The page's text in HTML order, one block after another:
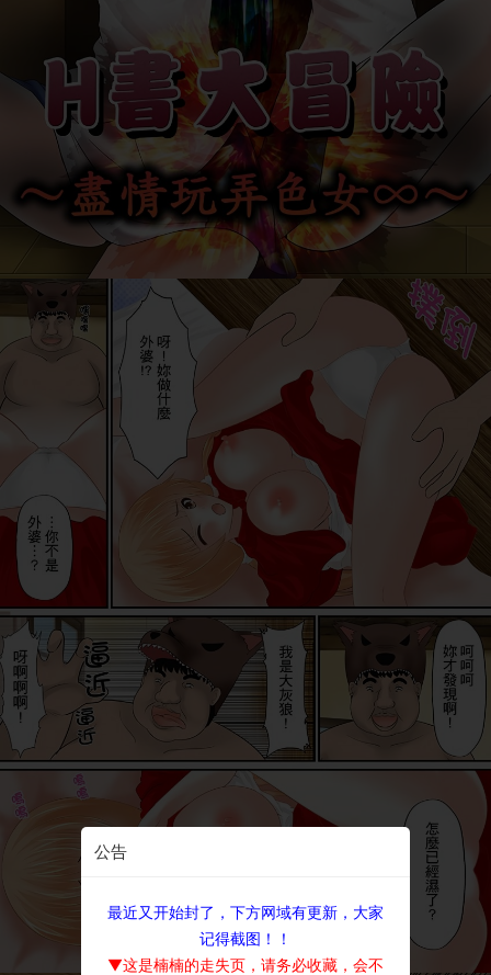
公告
最近又开始封了，下方网域有更新，大家
记得截图！！
▼这是楠楠的走失页，请务必收藏，会不